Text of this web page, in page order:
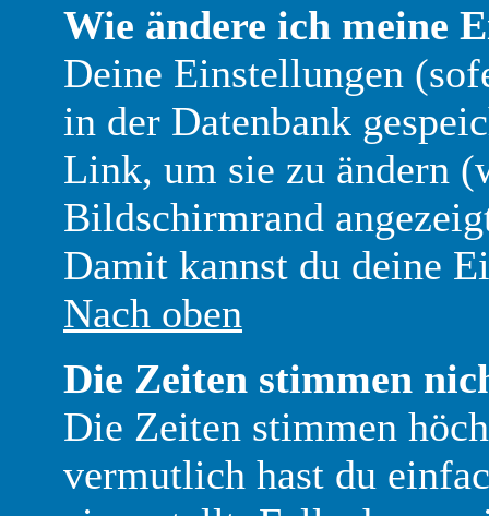
Wie ändere ich meine
Deine Einstellungen
in der Datenbank
Link, um sie zu ändern
Bildschirmrand
Damit kannst du deine
Nach oben
Die Zeiten stimmen
Die Zeiten stimmen
vermutlich hast du